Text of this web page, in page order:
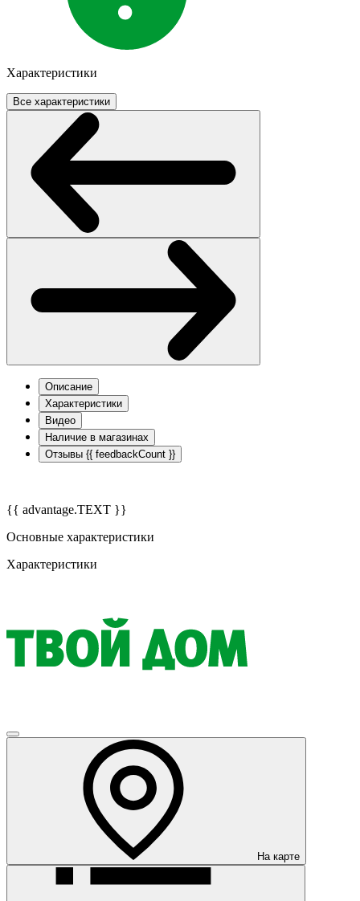
Характеристики
Все характеристики
Описание
Характеристики
Видео
Наличие в магазинах
Отзывы {{ feedbackCount }}
{{ advantage.TEXT }}
Основные характеристики
Характеристики
На карте